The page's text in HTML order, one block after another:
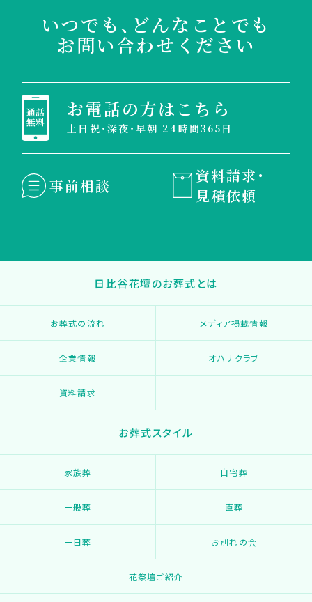
いつでも、どんなことでも
お問い合わせください
お電話の方はこちら
土日祝・深夜・早朝 24時間365日
事前相談
資料請求・
見積依頼
日比谷花壇のお葬式とは
お葬式の流れ メディア掲載情報
企業情報 オハナクラブ
資料請求
お葬式スタイル
家族葬 自宅葬
一般葬 直葬
一日葬 お別れの会
花祭壇ご紹介